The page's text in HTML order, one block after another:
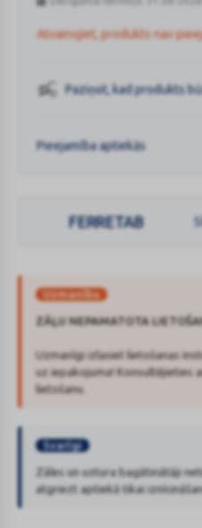
Atvainojiet, produkts nav
Paziņot, kad produkts
Pieejamība aptiekās
FERRETAB
Uzmanību
ZĀĻU NEPAMATOTA
Uzmanīgi izlasiet lietošanas
uz iepakojuma! Konsultējieties
lietošanu.
Svarīgi
Zāles un uztura bagātinātāji
atgriezt aptiekā tikai